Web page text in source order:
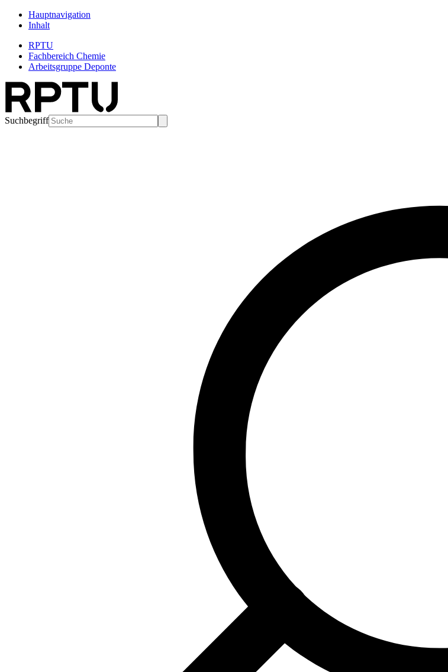
Hauptnavigation
Inhalt
RPTU
Fachbereich Chemie
Arbeitsgruppe Deponte
Suchbegriff